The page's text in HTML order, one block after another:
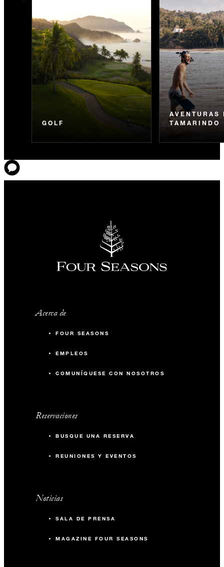
GOLF
AVENTURAS
TAMARINDO
Acerca de
FOUR SEASONS
EMPLEOS
COMUNÍQUESE CON NOSOTROS
Reservaciones
BUSQUE UNA RESERVA
REUNIONES Y EVENTOS
Noticias
SALA DE PRENSA
MAGAZINE FOUR SEASONS